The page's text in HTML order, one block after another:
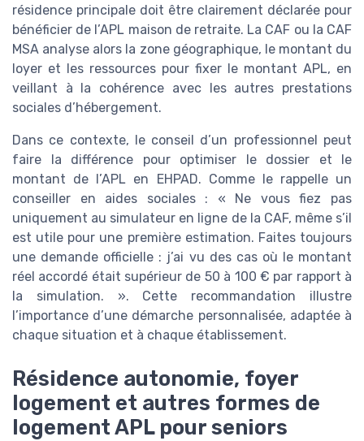
résidence principale doit être clairement déclarée pour
bénéficier de l’APL maison de retraite. La CAF ou la CAF
MSA analyse alors la zone géographique, le montant du
loyer et les ressources pour fixer le montant APL, en
veillant à la cohérence avec les autres prestations
sociales d’hébergement.
Dans ce contexte, le conseil d’un professionnel peut
faire la différence pour optimiser le dossier et le
montant de l’APL en EHPAD. Comme le rappelle un
conseiller en aides sociales : « Ne vous fiez pas
uniquement au simulateur en ligne de la CAF, même s’il
est utile pour une première estimation. Faites toujours
une demande officielle : j’ai vu des cas où le montant
réel accordé était supérieur de 50 à 100 € par rapport à
la simulation. ». Cette recommandation illustre
l’importance d’une démarche personnalisée, adaptée à
chaque situation et à chaque établissement.
Résidence autonomie, foyer
logement et autres formes de
logement APL pour seniors